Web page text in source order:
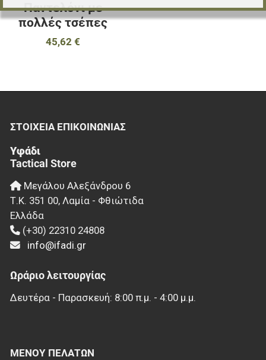
Παντελόνι με
πολλές τσέπες
45,62 €
ΣΤΟΙΧΕΊΑ EΠΙΚΟΙΝΩΝΊΑΣ
Υφάδι
Tactical Store
Μεγάλου Αλεξάνδρου 6
Τ.Κ. 351 00, Λαμία - Φθιώτιδα
Ελλάδα
(+30) 22310 24808
info@ifadi.gr
Ωράριο λειτουργίας
Δευτέρα - Παρασκευή: 8:00 π.μ. - 4:00 μ.μ.
ΜΕΝΟΎ ΠΕΛΑΤΏΝ